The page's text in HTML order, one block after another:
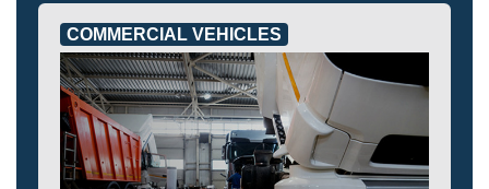
COMMERCIAL VEHICLES